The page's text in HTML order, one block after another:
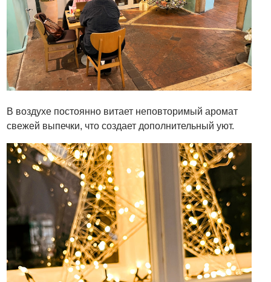
В воздухе постоянно витает неповторимый аромат
свежей выпечки, что создает дополнительный уют.